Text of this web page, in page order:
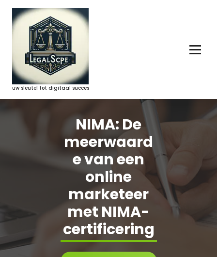
naar
uw sleutel tot digitaal succes
NIMA: De
meerwaard
e van een
online
marketeer
met NIMA-
certificering